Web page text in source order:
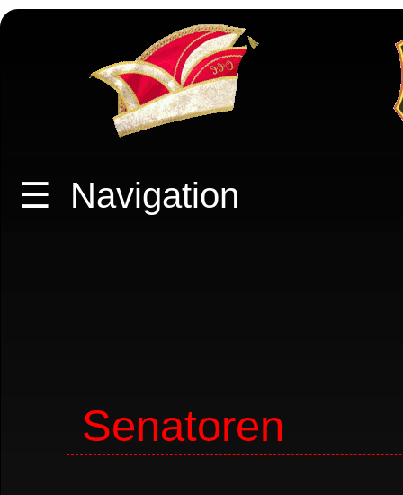
☰ Navigation
Senatoren